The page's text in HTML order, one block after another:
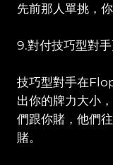
先前那人單挑，你
9.對付技巧型對手
技巧型對手在
出你的牌力大小
們跟你賭，他們
賭。